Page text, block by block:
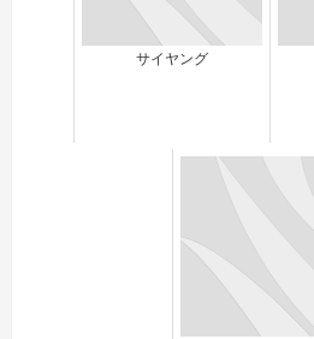
サイヤング